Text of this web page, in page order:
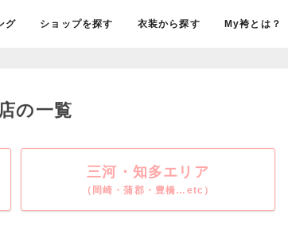
グ ショップを探す 衣装から探す My袴とは？
の一覧
三河・知多エリア
（岡崎・蒲郡・豊橋…etc）